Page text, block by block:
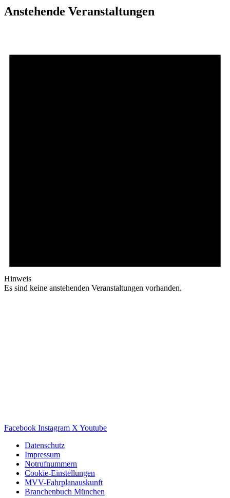
Anstehende Veranstaltungen
Hinweis
Es sind keine anstehenden Veranstaltungen vorhanden.
Facebook Instagram X Youtube
Datenschutz
Impressum
Notrufnummern
Cookie-Einstellungen
MVV-Fahrplanauskunft
Branchenbuch München